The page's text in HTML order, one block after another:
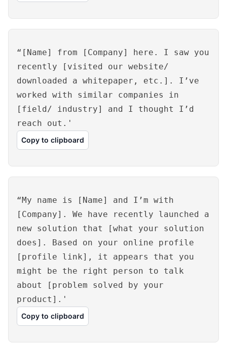
“[Name] from [Company] here. I saw you
recently [visited our website/
downloaded a whitepaper, etc.]. I’ve
worked with similar companies in
[field/ industry] and I thought I’d
reach out.'
Copy to clipboard
“My name is [Name] and I’m with
[Company]. We have recently launched a
new solution that [what your solution
does]. Based on your online profile
[profile link], it appears that you
might be the right person to talk
about [problem solved by your
product].'
Copy to clipboard